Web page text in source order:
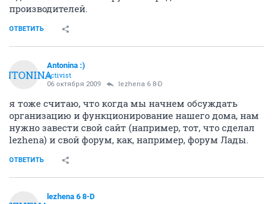
производителей.
ОТВЕТИТЬ
Antonina :)
activist
06 октября 2009 lezhena 6 8-D
я тоже считаю, что когда мы начнем обсуждать
организацию и функционирование нашего дома, нам
нужно завести свой сайт (например, тот, что сделал
lezhena) и свой форум, как, например, форум Лады.
ОТВЕТИТЬ
lezhena 6 8-D